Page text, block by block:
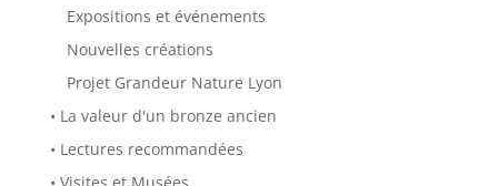
e
o
u
v
e
l
f
e
n
n
n
o
u
v
l
e
f
e
Expositions et événements
Nouvelles créations
Projet Grandeur Nature Lyon
• La valeur d'un bronze ancien
• Lectures recommandées